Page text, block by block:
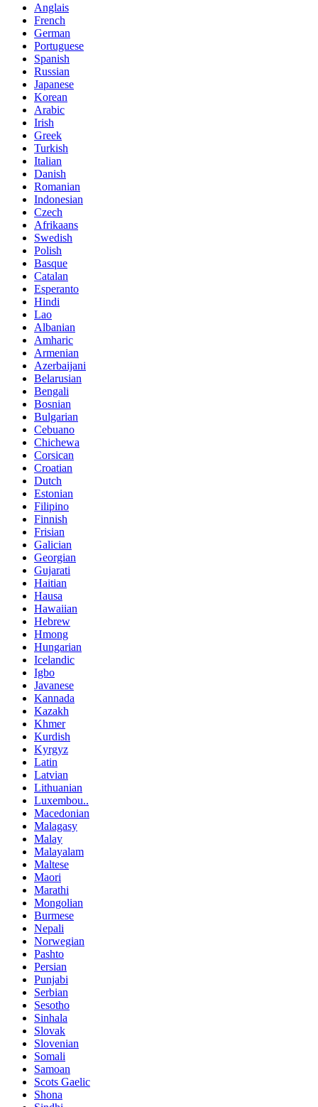
Anglais
French
German
Portuguese
Spanish
Russian
Japanese
Korean
Arabic
Irish
Greek
Turkish
Italian
Danish
Romanian
Indonesian
Czech
Afrikaans
Swedish
Polish
Basque
Catalan
Esperanto
Hindi
Lao
Albanian
Amharic
Armenian
Azerbaijani
Belarusian
Bengali
Bosnian
Bulgarian
Cebuano
Chichewa
Corsican
Croatian
Dutch
Estonian
Filipino
Finnish
Frisian
Galician
Georgian
Gujarati
Haitian
Hausa
Hawaiian
Hebrew
Hmong
Hungarian
Icelandic
Igbo
Javanese
Kannada
Kazakh
Khmer
Kurdish
Kyrgyz
Latin
Latvian
Lithuanian
Luxembou..
Macedonian
Malagasy
Malay
Malayalam
Maltese
Maori
Marathi
Mongolian
Burmese
Nepali
Norwegian
Pashto
Persian
Punjabi
Serbian
Sesotho
Sinhala
Slovak
Slovenian
Somali
Samoan
Scots Gaelic
Shona